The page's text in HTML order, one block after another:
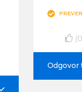
(0
Odgovor